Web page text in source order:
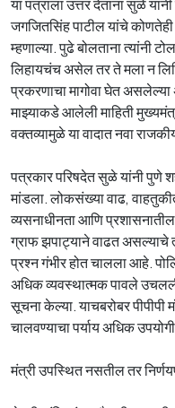
या पत्राला उत्तर देताना सुळे
जगजितसिंह पाटील यांचे
म्हणाल्या. पुढे बोलताना त्यांनी
लिहायचंच असेल तर ते मला न
प्रकरणाचा मागोवा घेत असलेल्या
माझ्याकडे आलेली माहिती
वक्तव्यामुळे या वादात नवा
पत्रकार परिषदेत सुळे यांनी पुणे
मांडला. लोकसंख्या वाढ,
व्यसनाधीनता आणि
ग्राफ झपाट्याने वाढत असल्याचे
प्रश्न गंभीर होत चालला आहे.
अधिक व्यवस्थात्मक पावले
सूचना केल्या. याचबरोबर
चालवण्याचा पर्याय अधिक
मंत्री उपस्थित नसतील तर